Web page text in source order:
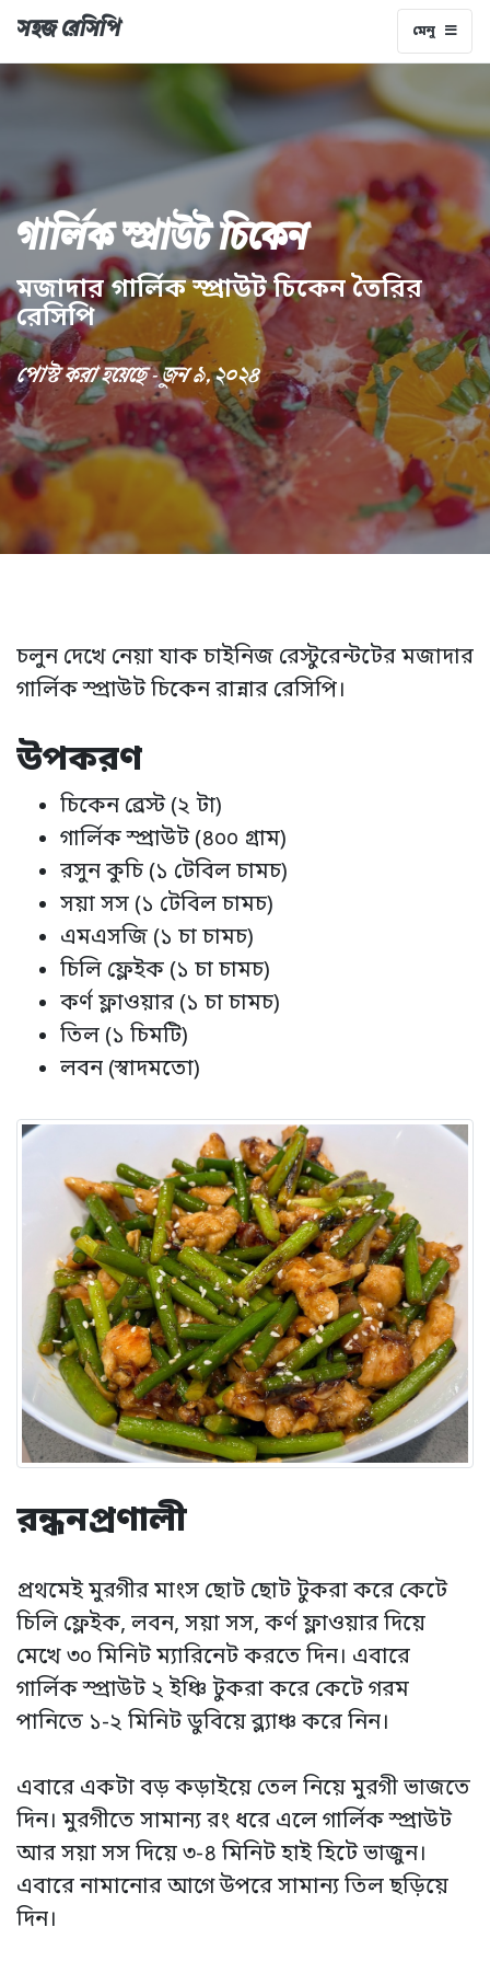
সহজ রেসিপি মেনু
গার্লিক স্প্রাউট চিকেন
মজাদার গার্লিক স্প্রাউট চিকেন তৈরির
রেসিপি
পোস্ট করা হয়েছে - জুন ৯, ২০২৪
চলুন দেখে নেয়া যাক চাইনিজ রেস্টুরেন্টটের মজাদার
গার্লিক স্প্রাউট চিকেন রান্নার রেসিপি।
উপকরণ
চিকেন ব্রেস্ট (২ টা)
গার্লিক স্প্রাউট (৪০০ গ্রাম)
রসুন কুচি (১ টেবিল চামচ)
সয়া সস (১ টেবিল চামচ)
এমএসজি (১ চা চামচ)
চিলি ফ্লেইক (১ চা চামচ)
কর্ণ ফ্লাওয়ার (১ চা চামচ)
তিল (১ চিমটি)
লবন (স্বাদমতো)
রন্ধনপ্রণালী
প্রথমেই মুরগীর মাংস ছোট ছোট টুকরা করে কেটে
চিলি ফ্লেইক, লবন, সয়া সস, কর্ণ ফ্লাওয়ার দিয়ে
মেখে ৩০ মিনিট ম্যারিনেট করতে দিন। এবারে
গার্লিক স্প্রাউট ২ ইঞ্চি টুকরা করে কেটে গরম
পানিতে ১-২ মিনিট ডুবিয়ে ব্ল্যাঞ্চ করে নিন।
এবারে একটা বড় কড়াইয়ে তেল নিয়ে মুরগী ভাজতে
দিন। মুরগীতে সামান্য রং ধরে এলে গার্লিক স্প্রাউট
আর সয়া সস দিয়ে ৩-৪ মিনিট হাই হিটে ভাজুন।
এবারে নামানোর আগে উপরে সামান্য তিল ছড়িয়ে
দিন।